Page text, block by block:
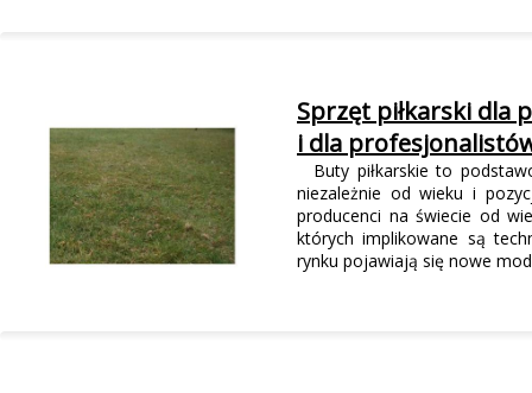
Sprzęt piłkarski dla
i dla
Buty piłkarskie to
niezależnie od wieku i
producenci na świecie od
których implikowane są
rynku pojawiają się nowe